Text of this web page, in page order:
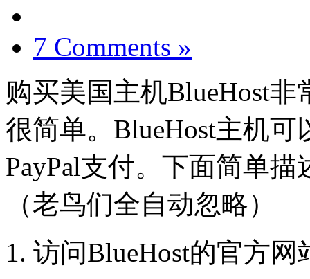
7 Comments »
购买美国主机BlueHost
很简单。BlueHost主机
PayPal支付。下面简单描
（老鸟们全自动忽略）
1. 访问BlueHost的官方网